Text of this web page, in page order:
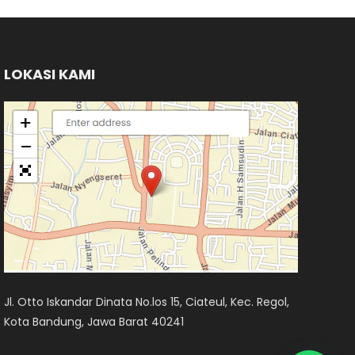
LOKASI KAMI
Jl. Otto Iskandar Dinata No.los 15, Ciateul, Kec. Regol,
Kota Bandung, Jawa Barat 40241